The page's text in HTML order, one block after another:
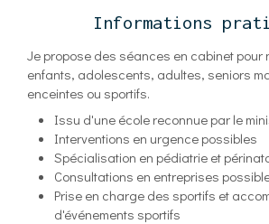
Informations
Je propose des séances en cabinet pour
enfants, adolescents, adultes, seniors
enceintes ou sportifs.
Issu d'une école reconnue par le
Interventions en urgence possibles
Spécialisation en pédiatrie et
Consultations en entreprises
Prise en charge des sportifs et
d'événements sportifs